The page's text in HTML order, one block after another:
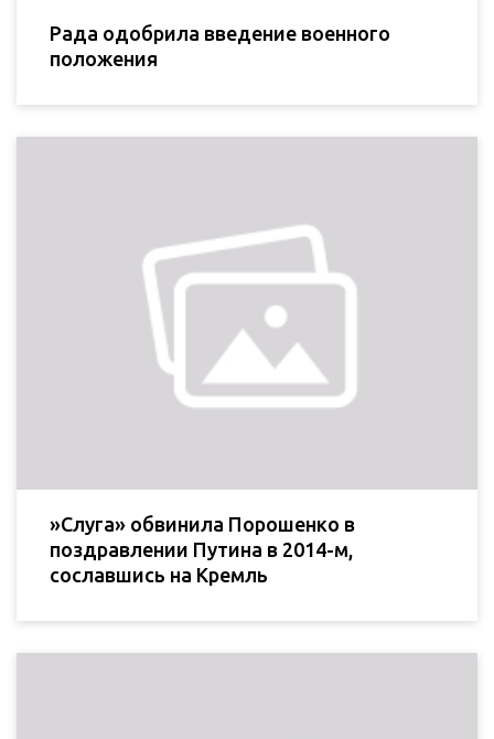
Рада одобрила введение военного
положения
»Слуга» обвинила Порошенко в
поздравлении Путина в 2014-м,
сославшись на Кремль